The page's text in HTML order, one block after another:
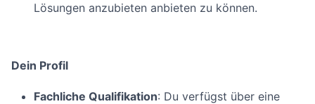
Lösungen anzubieten anbieten zu können.
Dein Profil
Fachliche Qualifikation: Du verfügst über eine